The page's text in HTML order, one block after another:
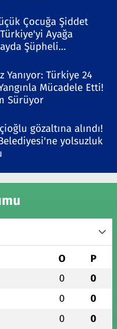
Çocuğa Şiddet
Ayağa
Şüpheli
Yanıyor: Türkiye 24
Mücadele Etti!
Sürüyor
gözaltına alındı!
yolsuzluk
O P
0 0
0 0
0 0